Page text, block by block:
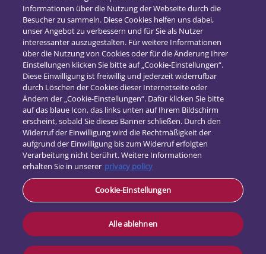
2017(21)
Kontakt
Datenschutz
Impressum
Informationen über die Nutzung der Webseite durch die
Besucher zu sammeln. Diese Cookies helfen uns dabei,
unser Angebot zu verbessern und für Sie als Nutzer
interessanter auszugestalten. Für weitere Informationen
über die Nutzung von Cookies oder für die Änderung Ihrer
Einstellungen klicken Sie bitte auf „Cookie-Einstellungen“.
Diese Einwilligung ist freiwillig und jederzeit widerrufbar
durch Löschen der Cookies dieser Internetseite oder
Ändern der „Cookie-Einstellungen“. Dafür klicken Sie bitte
auf das blaue Icon, das links unten auf Ihrem Bildschirm
erscheint, sobald Sie dieses Banner schließen. Durch den
Widerruf der Einwilligung wird die Rechtmäßigkeit der
aufgrund der Einwilligung bis zum Widerruf erfolgten
Verarbeitung nicht berührt. Weitere Informationen
erhalten Sie in unserer privacy policy
Cookie-Einstellungen
Alle ablehnen